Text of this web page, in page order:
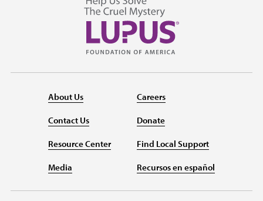
About Us
Contact Us
Resource Center
Media
Careers
Donate
Find Local Support
Recursos en español